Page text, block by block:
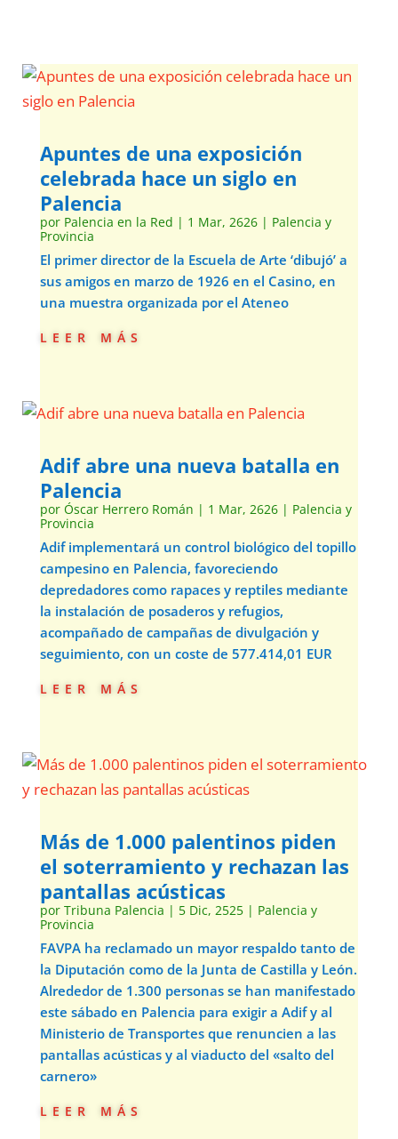
Apuntes de una exposición
celebrada hace un siglo en
Palencia
por Palencia en la Red | 1 Mar, 2626| Palencia y
Provincia
El primer director de la Escuela de Arte ‘dibujó’ a
sus amigos en marzo de 1926 en el Casino, en
una muestra organizada por el Ateneo
leer más
Adif abre una nueva batalla en
Palencia
por Óscar Herrero Román | 1 Mar, 2626| Palencia y
Provincia
Adif implementará un control biológico del topillo
campesino en Palencia, favoreciendo
depredadores como rapaces y reptiles mediante
la instalación de posaderos y refugios,
acompañado de campañas de divulgación y
seguimiento, con un coste de 577.414,01 EUR
leer más
Más de 1.000 palentinos piden
el soterramiento y rechazan las
pantallas acústicas
por Tribuna Palencia | 5 Dic, 2525| Palencia y
Provincia
FAVPA ha reclamado un mayor respaldo tanto de
la Diputación como de la Junta de Castilla y León.
Alrededor de 1.300 personas se han manifestado
este sábado en Palencia para exigir a Adif y al
Ministerio de Transportes que renuncien a las
pantallas acústicas y al viaducto del «salto del
carnero»
leer más